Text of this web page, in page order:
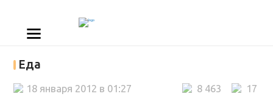
Еда
17
8 463
18 января 2012 в 01:27